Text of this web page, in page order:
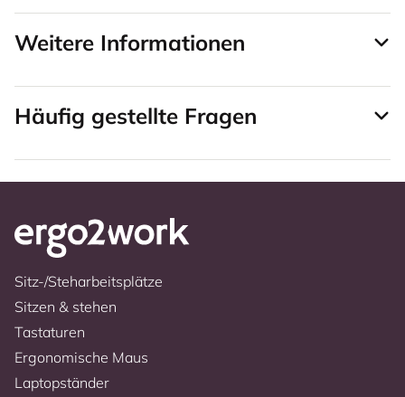
Weitere Informationen
Häufig gestellte Fragen
Sitz-/Steharbeitsplätze
Sitzen & stehen
Tastaturen
Ergonomische Maus
Laptopständer